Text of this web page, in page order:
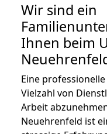
Wir sind ein
Ihnen beim
Eine professionelle
Vielzahl von
Arbeit
Neuehrenfeld ist